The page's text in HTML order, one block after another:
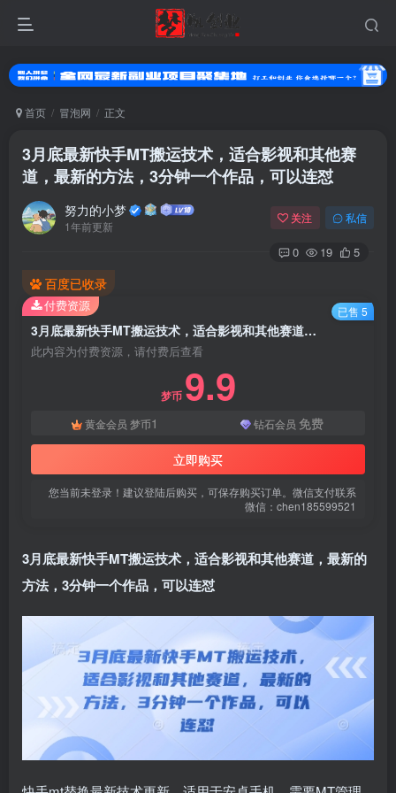
首页 冒泡网 正文
3月底最新快手MT搬运技术，适合影视和其他赛
道，最新的方法，3分钟一个作品，可以连怼
努力的小梦
1年前更新
关注 私信
0 19 5
百度已收录
3月底最新快手MT搬运技术，适合影视和其他赛道，最新的方法，3分钟一个作品，可以连怼
此内容为付费资源，请付费后查看
梦币 9.9
黄金会员 梦币1 钻石会员 免费
立即购买
您当前未登录！建议登陆后购买，可保存购买订单。微信支付联系
微信：chen185599521
付费资源 已售 5
3月底最新快手MT搬运技术 ，适合影视和其他赛道，最新的
方法，3分钟一个作品，可以连怼
登录
没有账号？立即注册
微信登录
使用社交账号登录即表示同意